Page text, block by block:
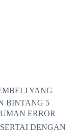
YANG
BINTANG 5
ERROR
DENGAN